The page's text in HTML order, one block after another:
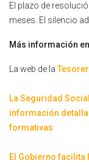
El plazo de
meses. El silencio
Más información
La web de la
La Seguridad
información
formativas
El Gobierno